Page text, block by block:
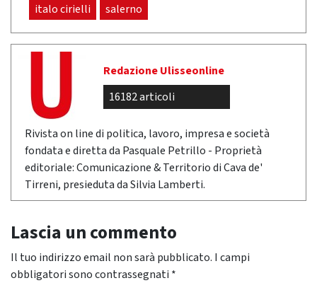
italo cirielli salerno
Redazione Ulisseonline
16182 articoli
Rivista on line di politica, lavoro, impresa e società
fondata e diretta da Pasquale Petrillo - Proprietà
editoriale: Comunicazione & Territorio di Cava de'
Tirreni, presieduta da Silvia Lamberti.
Lascia un commento
Il tuo indirizzo email non sarà pubblicato. I campi
obbligatori sono contrassegnati *